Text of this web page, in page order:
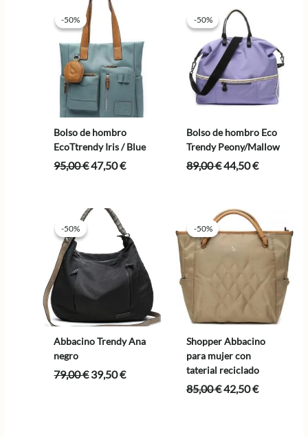
-50%
-50%
Bolso de hombro
EcoTtrendy Iris / Blue
95,00€El
era:
95,00 €.
47,50€El
-50%
-50%
Bolso de hombro Eco
Trendy Peony/Mallow
89,00€El
era:
89,00 €.
44,50€El
44,50 €.
-50%
-50%
Abbacino Trendy Ana
negro
79,00€El
39,50€El
-50%
-50%
Shopper Abbacino
para mujer con
taterial reciclado
85,00€El
42,50€El